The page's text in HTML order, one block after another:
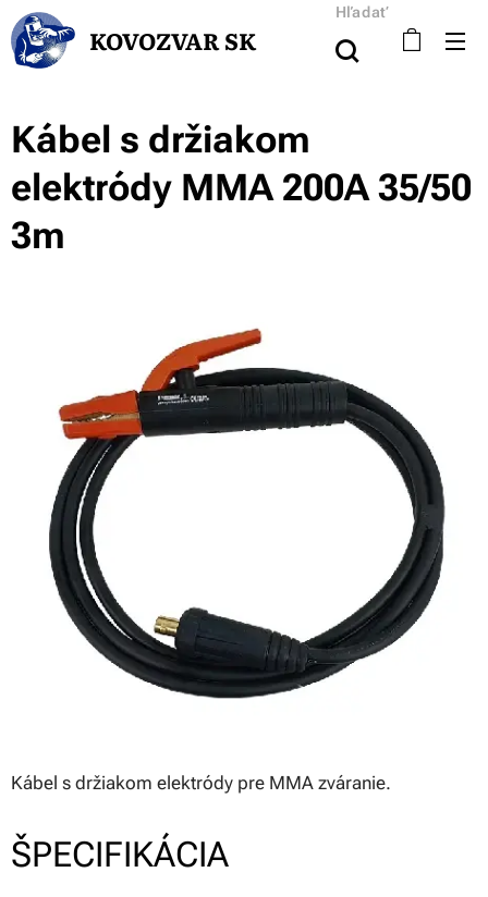
KOVOZVAR SK
Hľadať
Kábel s držiakom
elektródy MMA 200A 35/50
3m
Kábel s držiakom elektródy pre MMA zváranie.
ŠPECIFIKÁCIA